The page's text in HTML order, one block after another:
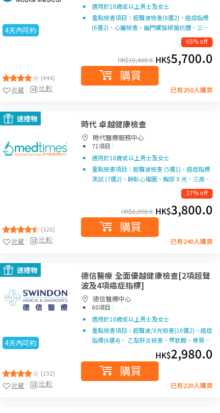
4天內可約
(444)
比較
收藏
適用於18歲或以上男士及女士
重點檢查項目：超聲波檢查(8選2)、癌症指標
(6選2)、心臟檢查、幽門螺旋桿菌抗體、三…
65% off
HK$16,480.0 HK$5,700.0
購買
已有250人購買
送禮物
(326)
比較
收藏
時代 卓越健康檢查
時代醫療服務中心
71項目 |
適用於18歲或以上男士及女士
重點檢查項目：超聲波檢查 (5選1)、癌症指標
測試 (7選2)、靜臥心電圖、胸部 X 光、三高…
37% off
HK$6,000.0 HK$3,800.0
購買
已有240人購買
送禮物
4天內可約
(192)
比較
收藏
德信醫療 全面優越健康檢查[2項超聲
波及4項癌症指標]
德信醫療中心
60項目 |
適用於18歲或以上男士及女士
重點檢查項目：超聲波/X光檢查(10選2)、癌症
指標(6選4)、 乙型肝炎檢查、甲狀腺、骨質…
HK$2,980.0
購買
已有220人購買